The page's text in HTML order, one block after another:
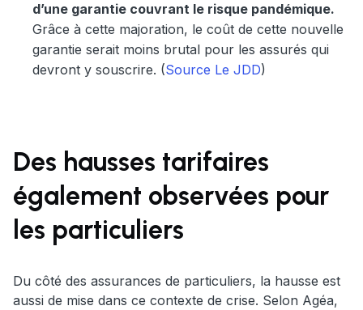
d’une garantie couvrant le risque pandémique.
Grâce à cette majoration, le coût de cette nouvelle
garantie serait moins brutal pour les assurés qui
devront y souscrire. (Source Le JDD)
Des hausses tarifaires
également observées pour
les particuliers
Du côté des assurances de particuliers, la hausse est
aussi de mise dans ce contexte de crise. Selon Agéa,